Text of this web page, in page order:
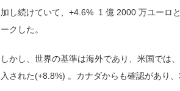
加し続けていて、+4.6% 1 億 2000 万ユーロ
ークした。
しかし、世界の基準は海外であり、米国では
入された(+8.8%) 。カナダからも確認があり